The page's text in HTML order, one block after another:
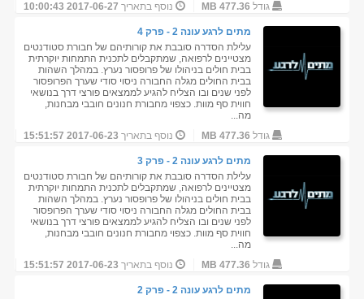
גודל 477.36 MB נוסף בתאריך 2017-06-27 10:00:43
מתים לרגע עונה 2 - פרק 4
עלילת הסדרה סובבת את קורותיהם של חבורת סטודנטים
מצטיינים לרפואה, שמתקבלים לתכנית התמחות יוקרתית
בבית חולים בניהולו של פרופסור נערץ. במהלך השהות
בבית החולים מגלה החבורה ניסוי סודי שערך הפרופסור
לפני שנים ובו הצליח להגיע לממצאים פורצי דרך בנושאי
חווית סף מוות. כצפוי מחבורת חנונים חובבי מבחנות,
מה...
גודל 477.36 MB נוסף בתאריך 2017-06-23 15:51:57
מתים לרגע עונה 2 - פרק 3
עלילת הסדרה סובבת את קורותיהם של חבורת סטודנטים
מצטיינים לרפואה, שמתקבלים לתכנית התמחות יוקרתית
בבית חולים בניהולו של פרופסור נערץ. במהלך השהות
בבית החולים מגלה החבורה ניסוי סודי שערך הפרופסור
לפני שנים ובו הצליח להגיע לממצאים פורצי דרך בנושאי
חווית סף מוות. כצפוי מחבורת חנונים חובבי מבחנות,
מה...
גודל 477.36 MB נוסף בתאריך 2017-06-23 15:51:57
מתים לרגע עונה 2 - פרק 2